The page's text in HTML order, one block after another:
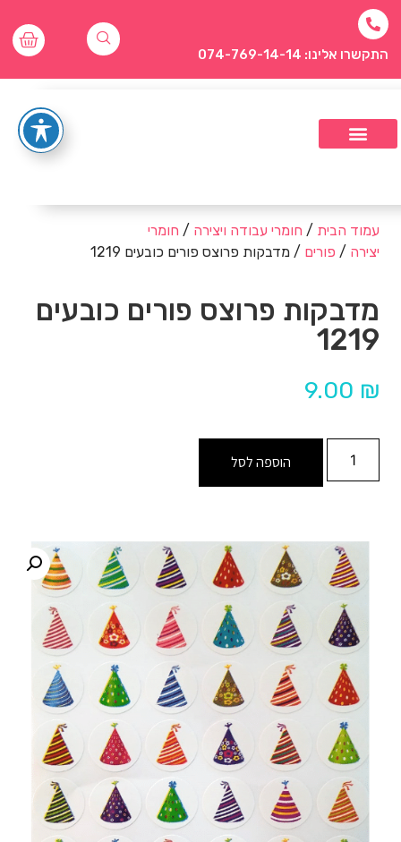
התקשרו אלינו: 074-769-14-14
עמוד הבית / חומרי עבודה ויצירה / חומרי
יצירה / פורים / מדבקות פרוצס פורים כובעים 1219
מדבקות פרוצס פורים כובעים
1219
9.00 ₪
הוספה לסל